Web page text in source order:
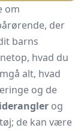
om
der
barns
hvad du
alt, hvad
og de
og
de kan være